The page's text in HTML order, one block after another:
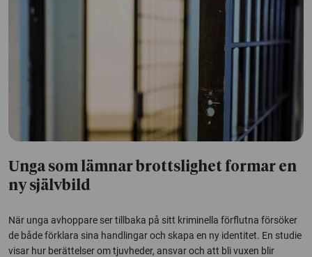
Unga som lämnar brottslighet formar en
ny självbild
När unga avhoppare ser tillbaka på sitt kriminella förflutna försöker
de både förklara sina handlingar och skapa en ny identitet. En studie
visar hur berättelser om tjuvheder, ansvar och att bli vuxen blir